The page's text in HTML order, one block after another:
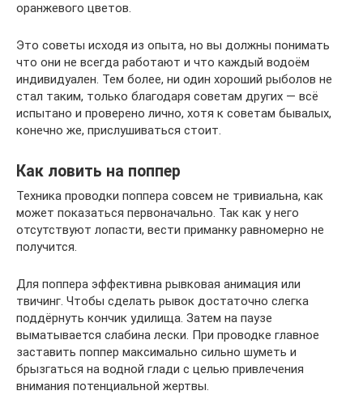
оранжевого цветов.
Это советы исходя из опыта, но вы должны понимать
что они не всегда работают и что каждый водоём
индивидуален. Тем более, ни один хороший рыболов не
стал таким, только благодаря советам других — всё
испытано и проверено лично, хотя к советам бывалых,
конечно же, прислушиваться стоит.
Как ловить на поппер
Техника проводки поппера совсем не тривиальна, как
может показаться первоначально. Так как у него
отсутствуют лопасти, вести приманку равномерно не
получится.
Для поппера эффективна рывковая анимация или
твичинг. Чтобы сделать рывок достаточно слегка
поддёрнуть кончик удилища. Затем на паузе
выматывается слабина лески. При проводке главное
заставить поппер максимально сильно шуметь и
брызгаться на водной глади с целью привлечения
внимания потенциальной жертвы.